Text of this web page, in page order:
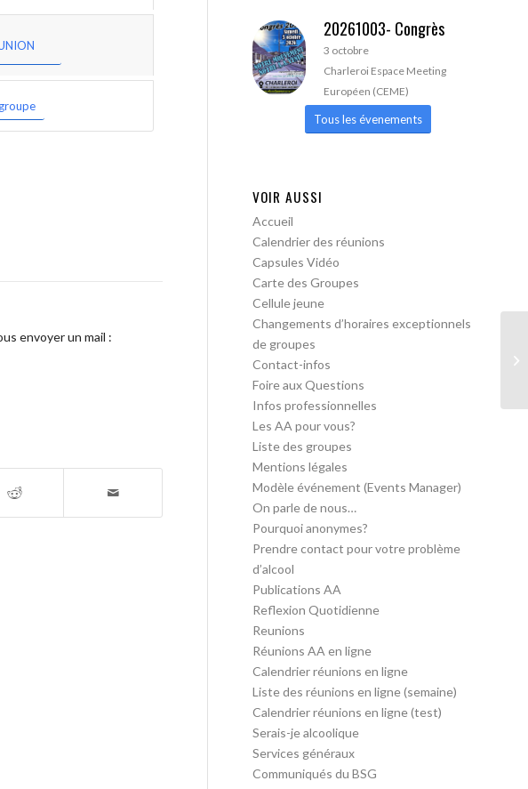
envoyer un mail :
20261003- Congrès
3 octobre
Charleroi Espace Meeting
Européen (CEME)
Tous les évenements
VOIR AUSSI
Accueil
Calendrier des réunions
Capsules Vidéo
Carte des Groupes
Cellule jeune
Changements d’horaires exceptionnels
de groupes
Contact-infos
Foire aux Questions
Infos professionnelles
Les AA pour vous?
Liste des groupes
Mentions légales
Modèle événement (Events Manager)
On parle de nous…
Pourquoi anonymes?
Prendre contact pour votre problème
d’alcool
Publications AA
Reflexion Quotidienne
Reunions
Réunions AA en ligne
Calendrier réunions en ligne
Liste des réunions en ligne (semaine)
Calendrier réunions en ligne (test)
Serais-je alcoolique
Services généraux
Communiqués du BSG